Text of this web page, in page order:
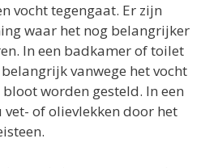
vocht tegengaat. Er zijn
waar het nog belangrijker
In een badkamer of toilet
vanwege het vocht
worden gesteld. In een
of olievlekken door het